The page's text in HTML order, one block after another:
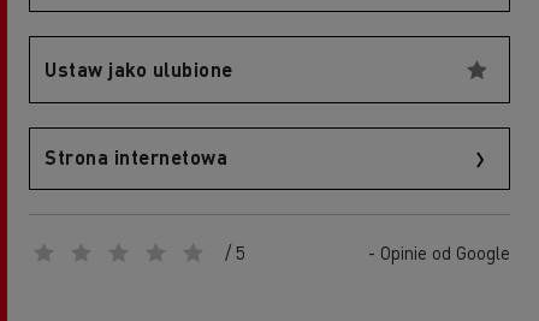
Ustaw jako ulubione
Strona internetowa
/ 5 - Opinie od Google